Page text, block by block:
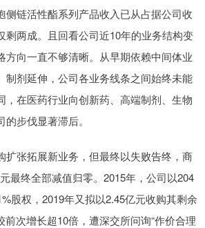
侧链活性酯系列产品收入已从占据公司收
剩两成。且回看公司近10年的业务结构变
方向一直不够清晰。从早期依赖中间体业
制剂延伸，公司各业务线条之间始终未能
，在医药行业向创新药、高端制剂、生物
步伐显著滞后。
扩张拓展新业务，但最终以失败告终，商
最终全部减值归零。2015年，公司以204
股权，2019年又拟以2.45亿元收购其剩余
前次增长超10倍，遭深交所问询“作价合理